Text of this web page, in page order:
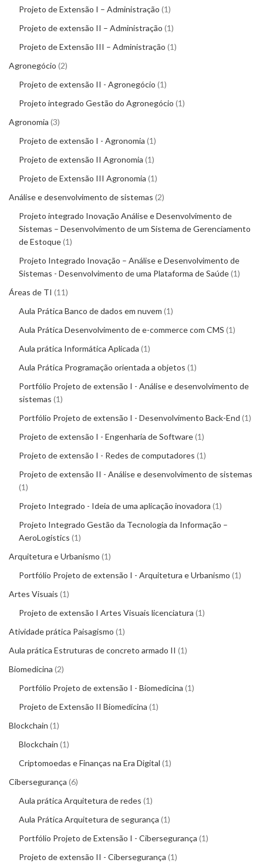
Projeto de Extensão I – Administração 1
Projeto de extensão II – Administração 1
Projeto de Extensão III – Administração 1
Agronegócio 2
Projeto de extensão II - Agronegócio 1
Projeto integrado Gestão do Agronegócio 1
Agronomia 3
Projeto de extensão I - Agronomia 1
Projeto de extensão II Agronomia 1
Projeto de Extensão III Agronomia 1
Análise e desenvolvimento de sistemas 2
Projeto integrado Inovação Análise e Desenvolvimento de
Sistemas – Desenvolvimento de um Sistema de Gerenciamento
de Estoque 1
Projeto Integrado Inovação – Análise e Desenvolvimento de
Sistemas - Desenvolvimento de uma Plataforma de Saúde 1
Áreas de TI 11
Aula Prática Banco de dados em nuvem 1
Aula Prática Desenvolvimento de e-commerce com CMS 1
Aula prática Informática Aplicada 1
Aula Prática Programação orientada a objetos 1
Portfólio Projeto de extensão I - Análise e desenvolvimento de
sistemas 1
Portfólio Projeto de extensão I - Desenvolvimento Back-End 1
Projeto de extensão I - Engenharia de Software 1
Projeto de extensão I - Redes de computadores 1
Projeto de extensão II - Análise e desenvolvimento de sistemas
1
Projeto Integrado - Ideia de uma aplicação inovadora 1
Projeto Integrado Gestão da Tecnologia da Informação –
AeroLogistics 1
Arquitetura e Urbanismo 1
Portfólio Projeto de extensão I - Arquitetura e Urbanismo 1
Artes Visuais 1
Projeto de extensão I Artes Visuais licenciatura 1
Atividade prática Paisagismo 1
Aula prática Estruturas de concreto armado II 1
Biomedicina 2
Portfólio Projeto de extensão I - Biomedicina 1
Projeto de Extensão II Biomedicina 1
Blockchain 1
Blockchain 1
Criptomoedas e Finanças na Era Digital 1
Cibersegurança 6
Aula prática Arquitetura de redes 1
Aula Prática Arquitetura de segurança 1
Portfólio Projeto de Extensão I - Cibersegurança 1
Projeto de extensão II - Cibersegurança 1